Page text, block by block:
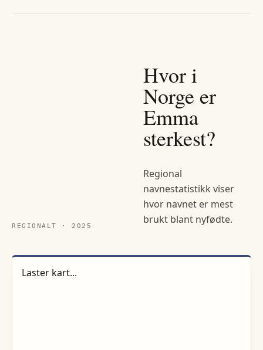
REGIONALT ·2025
Hvor i
Norge er
Emma
sterkest?
Regional
navnestatistikk viser
hvor navnet er mest
brukt blant nyfødte.
Laster kart...